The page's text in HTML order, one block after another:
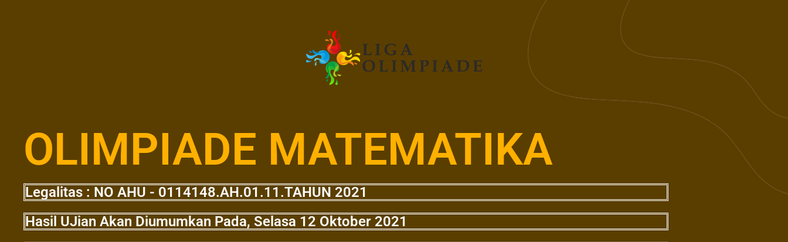
OLIMPIADE MATEMATIKA
Legalitas : NO AHU - 0114148.AH.01.11.TAHUN 2021
Hasil UJian Akan Diumumkan Pada, Selasa 12 Oktober 2021